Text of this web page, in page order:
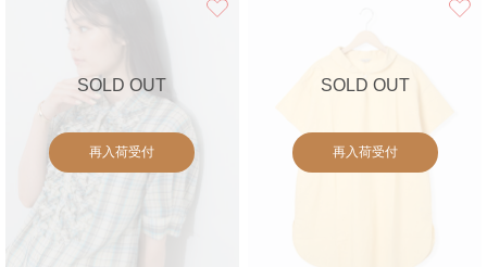
SOLD OUT
再入荷受付
SOLD OUT
再入荷受付